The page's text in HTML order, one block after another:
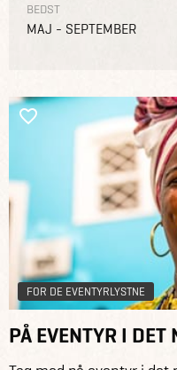
BEDST
MAJ - SEPTEMBER
FOR DE EVENTYRLYSTNE
PÅ EVENTYR I